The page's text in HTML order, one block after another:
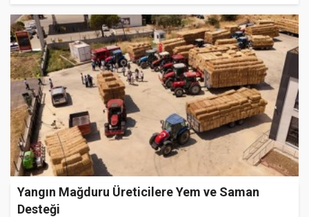
Yangın Mağduru Üreticilere Yem ve Saman
Desteği